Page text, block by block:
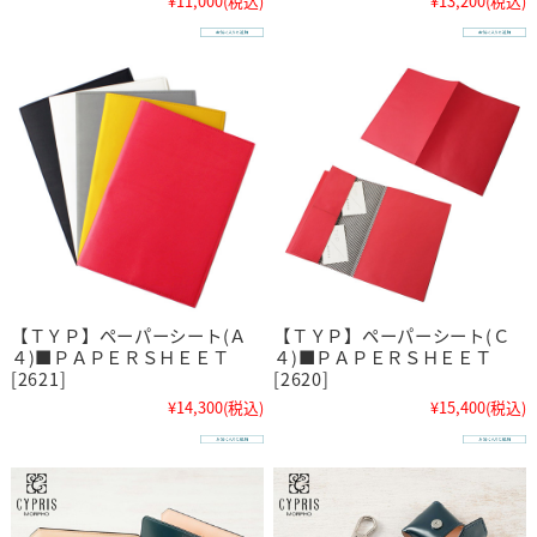
【ＴＹＰ】ペーパーシート(Ａ
４)■ＰＡＰＥＲＳＨＥＥＴ
[2621]
¥14,300(税込)
【ＴＹＰ】ペーパーシート(Ｃ
４)■ＰＡＰＥＲＳＨＥＥＴ
[2620]
¥15,400(税込)